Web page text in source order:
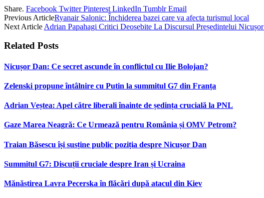
Share. Facebook Twitter Pinterest LinkedIn Tumblr Email
Previous ArticleRyanair Salonic: Închiderea bazei care va afecta turismul local
Next Article Adrian Papahagi Critici Deosebite La Discursul Președintelui
Related Posts
Nicușor Dan: Ce secret ascunde în conflictul cu Ilie Bolojan?
Zelenski propune întâlnire cu Putin la summitul G7 din Franța
Adrian Veștea: Apel către liberali înainte de ședința crucială la PNL
Gaze Marea Neagră: Ce Urmează pentru România și OMV Petrom?
Traian Băsescu își susține public poziția despre Nicușor Dan
Summitul G7: Discuții cruciale despre Iran și Ucraina
Mănăstirea Lavra Pecerska în flăcări după atacul din Kiev